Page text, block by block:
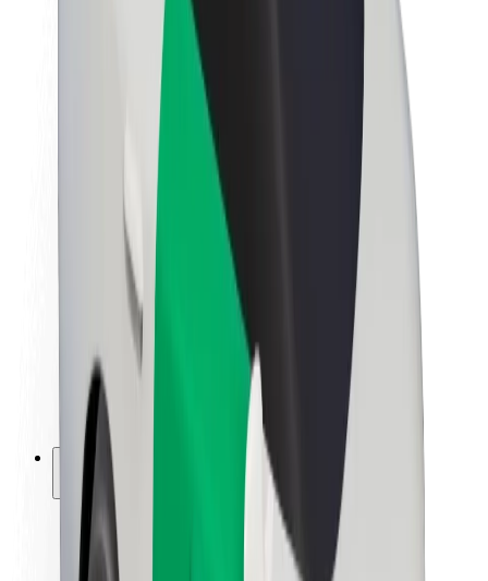
Fenntarthatóság a Boltnál
Project Zero
Sajtószoba
Küldetés
Befektetői kapcsolatok
Vezetőség
Márka
Média
Urban Fund
Biztonság
Utasbiztonság
Sofőr biztonság